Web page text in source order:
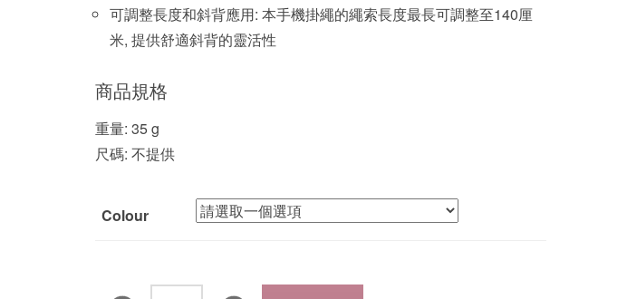
可調整長度和斜背應用: 本手機掛繩的繩索長度最長可調整至140厘
米, 提供舒適斜背的靈活性
商品規格
重量: 35 g
尺碼: 不提供
Colour